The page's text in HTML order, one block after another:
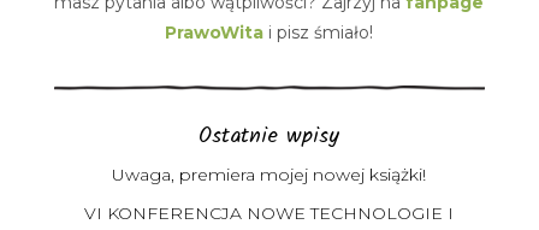
PrawoWita i pisz śmiało!
Ostatnie wpisy
Uwaga, premiera mojej nowej książki!
VI KONFERENCJA NOWE TECHNOLOGIE I